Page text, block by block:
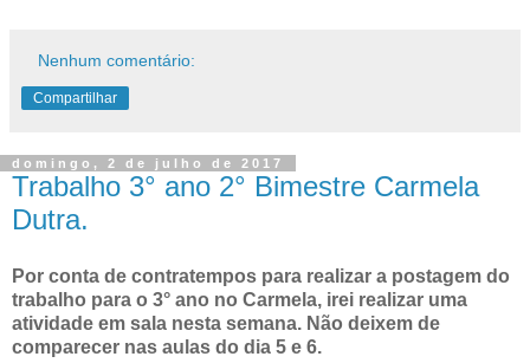
Nenhum comentário:
Compartilhar
domingo, 2 de julho de 2017
Trabalho 3° ano 2° Bimestre Carmela
Dutra.
Por conta de contratempos para realizar a postagem do
trabalho para o 3° ano no Carmela, irei realizar uma
atividade em sala nesta semana. Não deixem de
comparecer nas aulas do dia 5 e 6.